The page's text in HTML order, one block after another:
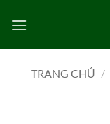
qua
TRANG CHỦ /